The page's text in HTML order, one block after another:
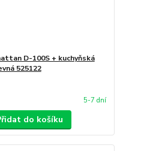
D-100S + kuchyňská
525122
5-7 dní
do košíku